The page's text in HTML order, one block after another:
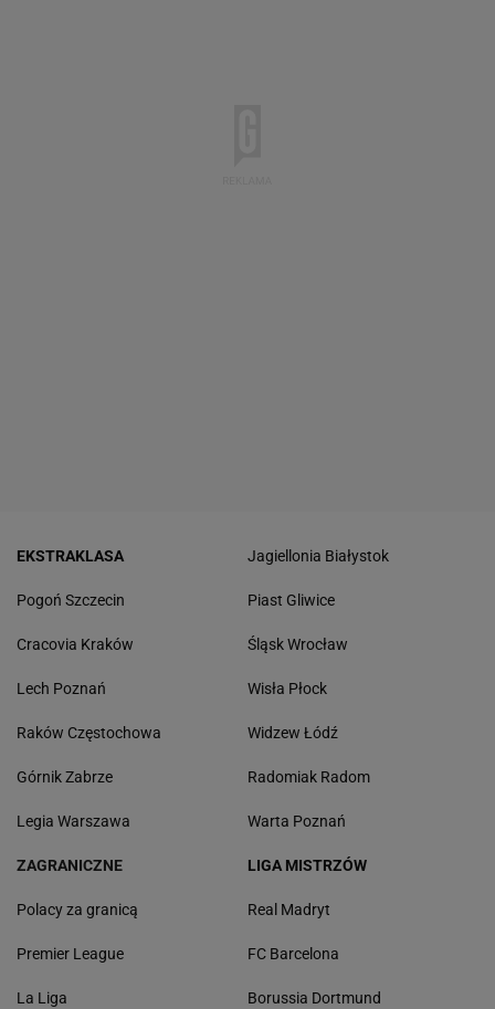
EKSTRAKLASA
Pogoń Szczecin
Cracovia Kraków
Lech Poznań
Raków Częstochowa
Górnik Zabrze
Legia Warszawa
Jagiellonia Białystok
Piast Gliwice
Śląsk Wrocław
Wisła Płock
Widzew Łódź
Radomiak Radom
Warta Poznań
ZAGRANICZNE
Polacy za granicą
Premier League
La Liga
LIGA MISTRZÓW
Real Madryt
FC Barcelona
Borussia Dortmund